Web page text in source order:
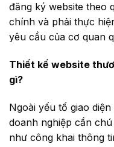
đăng ký website theo
chính và phải thực
yêu cầu của cơ quan
Thiết kế website
gì?
Ngoài yếu tố giao
doanh nghiệp cần
như công khai thông